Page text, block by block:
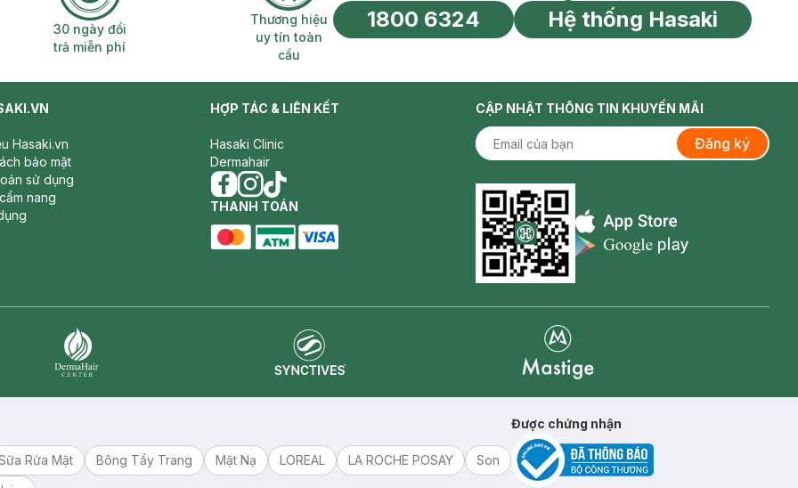
30 ngày đổi trả miễn phí
30 ngày đổi
trả miễn phí
Thương hiệu uy tín toàn cầu
Thương hiệu
uy tín toàn
cầu
1800 6324 Hệ thống Hasaki
Hasaki.vn
bảo mật
sử dụng
nang
HỢP TÁC & LIÊN KẾT
Hasaki Clinic
Dermahair
facebook
instagram
tiktok
THANH TOÁN
CẬP NHẬT THÔNG TIN KHUYẾN MÃI
Đăng ký
Appstore icon
Rửa Mặt Bông Tẩy Trang Mặt Nạ LOREAL LA ROCHE POSAY
Son
Được chứng nhận